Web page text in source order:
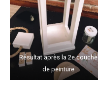
Résultat après la 2e couche
de peinture